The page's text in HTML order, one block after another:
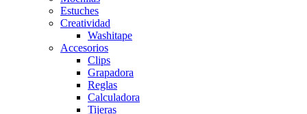
Estuches
Creatividad
Washitape
Accesorios
Clips
Grapadora
Reglas
Calculadora
Tijeras